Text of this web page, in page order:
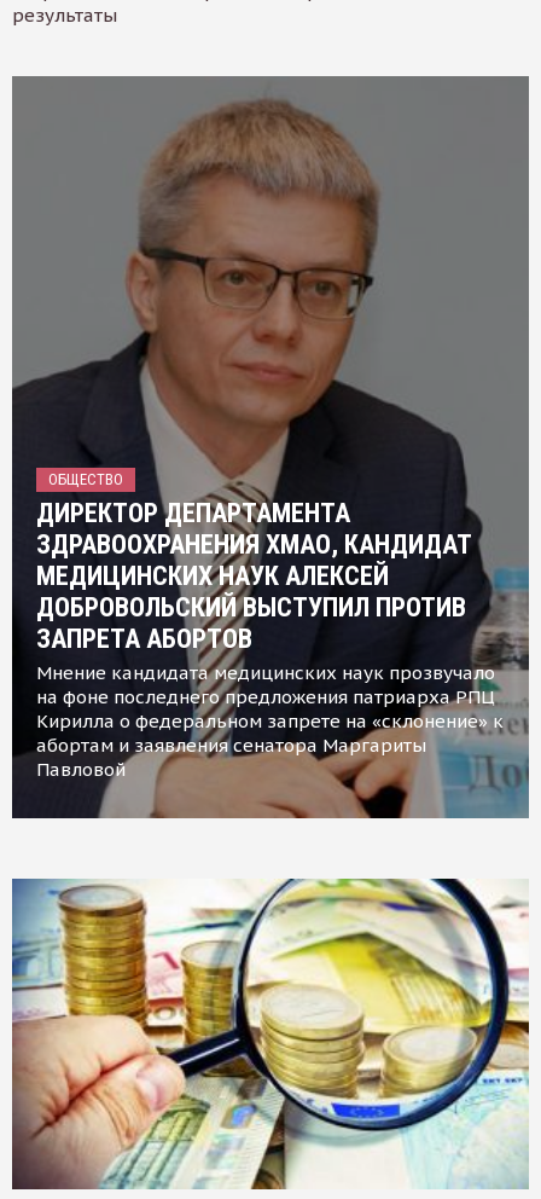
результаты
ОБЩЕСТВО
ДИРЕКТОР ДЕПАРТАМЕНТА
ЗДРАВООХРАНЕНИЯ ХМАО, КАНДИДАТ
МЕДИЦИНСКИХ НАУК АЛЕКСЕЙ
ДОБРОВОЛЬСКИЙ ВЫСТУПИЛ ПРОТИВ
ЗАПРЕТА АБОРТОВ
Мнение кандидата медицинских наук прозвучало
на фоне последнего предложения патриарха РПЦ
Кирилла о федеральном запрете на «склонение» к
абортам и заявления сенатора Маргариты
Павловой